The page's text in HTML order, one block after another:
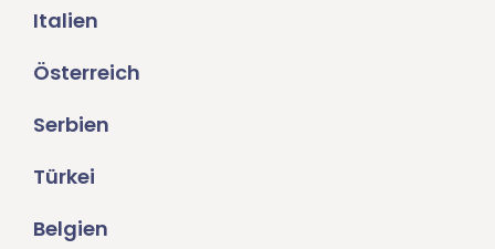
Italien
Österreich
Serbien
Türkei
Belgien